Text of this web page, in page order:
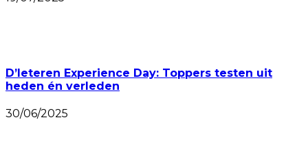
D’Ieteren Experience Day: Toppers testen uit
heden én verleden
30/06/2025